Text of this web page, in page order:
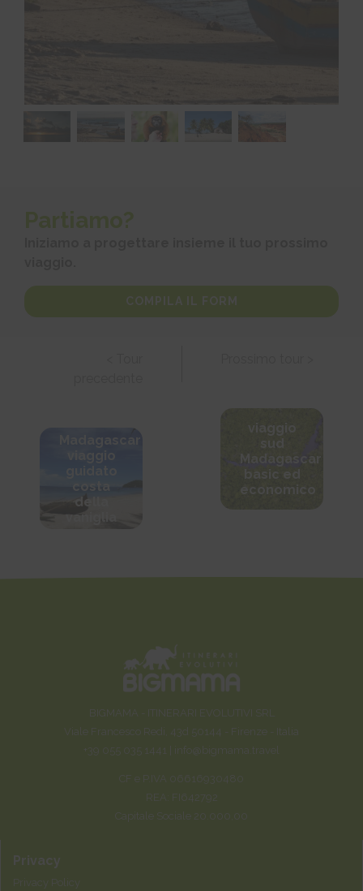
Partiamo?
COMPILA IL FORM
della
vaniglia
Madagascar
economico
BIGMAMA - ITINERARI EVOLUTIVI SRL
Viale Francesco Redi, 43d 50144 - Firenze - Italia
+39 055 035 1441 |
info@bigmama.travel
CF e P.IVA 06616930480
REA: FI642792
Capitale Sociale 20.000,00
Privacy
Privacy Policy